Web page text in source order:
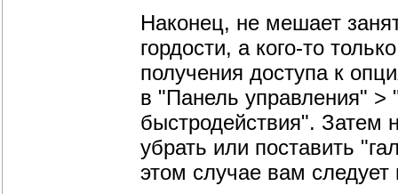
Наконец, не мешает
гордости, а кого-то
получения доступа к
в "Панель управления"
быстродействия". Затем
убрать или поставить
этом случае вам следует